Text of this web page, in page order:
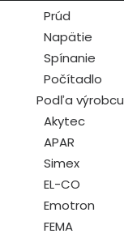
Prúd
Napätie
Spínanie
Počítadlo
Podľa výrobcu
Akytec
APAR
Simex
EL-CO
Emotron
FEMA